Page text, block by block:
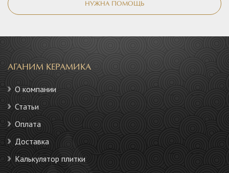
НУЖНА ПОМОЩЬ
АГАНИМ КЕРАМИКА
О компании
Статьи
Оплата
Доставка
Калькулятор плитки